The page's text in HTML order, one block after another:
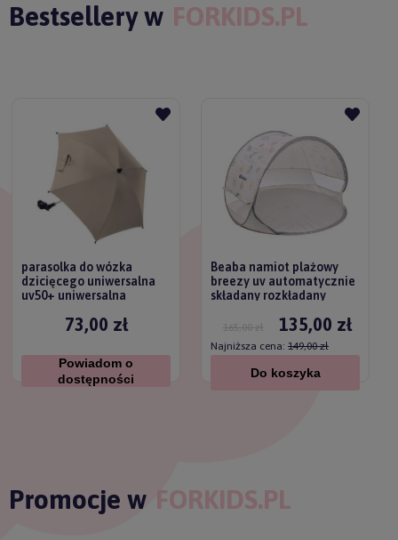
Bestsellery w FORKIDS.PL
parasolka do wózka
dzicięcego uniwersalna
uv50+ uniwersalna
73,00 zł
Powiadom o
dostępności
Beaba namiot plażowy
breezy uv automatycznie
składany rozkładany
135,00 zł
165,00 zł
Najniższa cena: 149,00 zł
Do koszyka
Promocje w FORKIDS.PL